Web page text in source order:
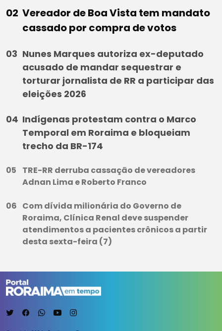
Vereador de Boa Vista tem mandato
cassado por compra de votos
Nunes Marques autoriza ex-deputado
acusado de mandar sequestrar e
torturar jornalista de RR a participar das
eleições 2026
Indígenas protestam contra o Marco
Temporal em Roraima e bloqueiam
trecho da BR-174
TRE-RR derruba cassação de vereadores
Adnan Lima e Roberto Franco
Com dívida milionária do Governo de
Roraima, Clínica Renal deve suspender
atendimentos a pacientes crônicos a partir
desta sexta-feira (7)